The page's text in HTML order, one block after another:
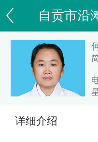
自贡市沿
详细介绍